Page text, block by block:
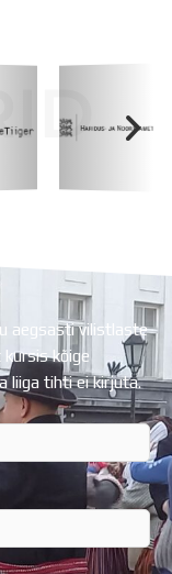
aegsasti vilistlaste
kõige
liiga tihti ei kirjuta.